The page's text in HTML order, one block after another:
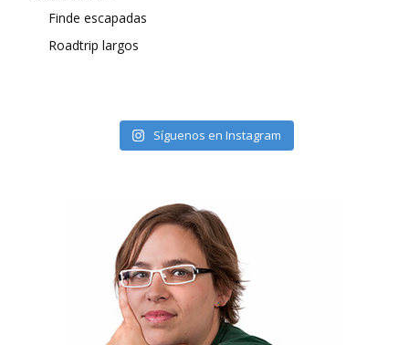
Finde escapadas
Roadtrip largos
Síguenos en Instagram